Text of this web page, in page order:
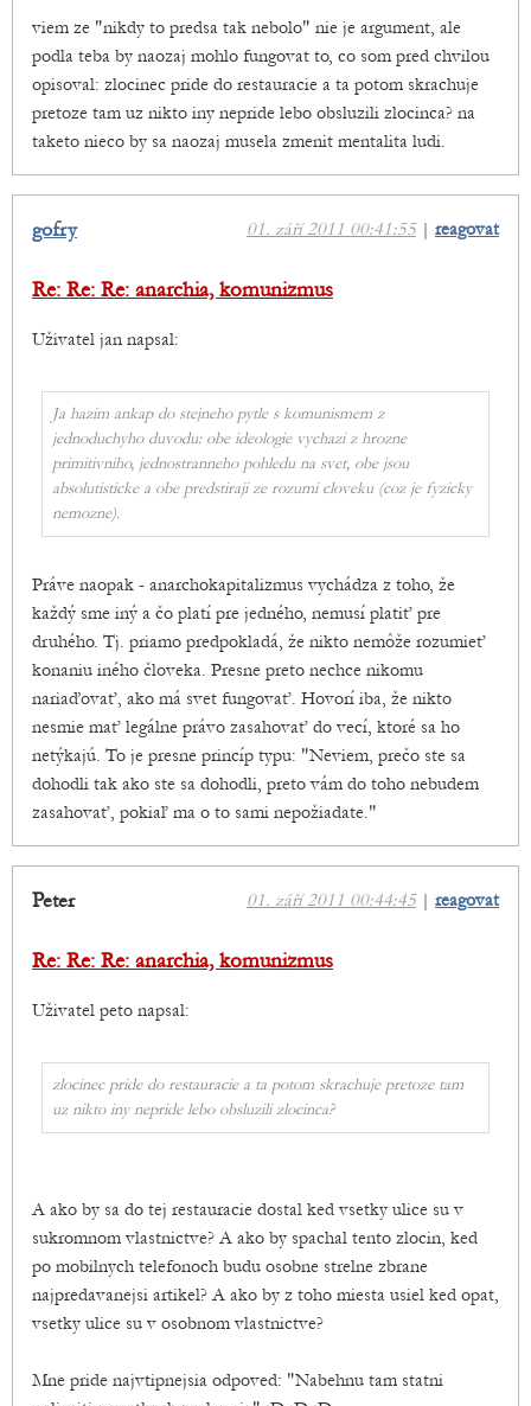
viem ze "nikdy to predsa tak nebolo" nie je argument, ale
podla teba by naozaj mohlo fungovat to, co som pred chvilou
opisoval: zlocinec pride do restauracie a ta potom skrachuje
pretoze tam uz nikto iny nepride lebo obsluzili zlocinca? na
taketo nieco by sa naozaj musela zmenit mentalita ludi.
01. září 2011 00:41:55| reagovat
gofry
Re: Re: Re: anarchia, komunizmus
Uživatel jan napsal:
Ja hazim ankap do stejneho pytle s komunismem z
jednoduchyho duvodu: obe ideologie vychazi z hrozne
primitivniho, jednostranneho pohledu na svet, obe jsou
absolutisticke a obe predstiraji ze rozumi cloveku (coz je fyzicky
nemozne).
Práve naopak - anarchokapitalizmus vychádza z toho, že
každý sme iný a čo platí pre jedného, nemusí platiť pre
druhého. Tj. priamo predpokladá, že nikto nemôže rozumieť
konaniu iného človeka. Presne preto nechce nikomu
nariaďovať, ako má svet fungovať. Hovorí iba, že nikto
nesmie mať legálne právo zasahovať do vecí, ktoré sa ho
netýkajú. To je presne princíp typu: "Neviem, prečo ste sa
dohodli tak ako ste sa dohodli, preto vám do toho nebudem
zasahovať, pokiaľ ma o to sami nepožiadate."
01. září 2011 00:44:45| reagovat
Peter
Re: Re: Re: anarchia, komunizmus
Uživatel peto napsal:
zlocinec pride do restauracie a ta potom skrachuje pretoze tam
uz nikto iny nepride lebo obsluzili zlocinca?
A ako by sa do tej restauracie dostal ked vsetky ulice su v
sukromnom vlastnictve? A ako by spachal tento zlocin, ked
po mobilnych telefonoch budu osobne strelne zbrane
najpredavanejsi artikel? A ako by z toho miesta usiel ked opat,
vsetky ulice su v osobnom vlastnictve?
Mne pride najvtipnejsia odpoved: "Nabehnu tam statni